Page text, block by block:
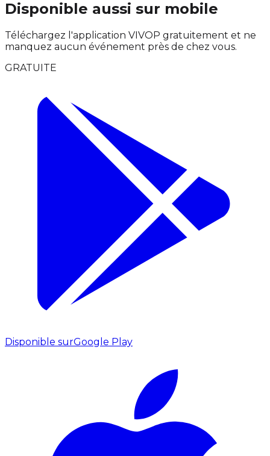
Disponible aussi sur mobile
Téléchargez l'application VIVOP gratuitement et ne
manquez aucun événement près de chez vous.
GRATUITE
Disponible surGoogle Play